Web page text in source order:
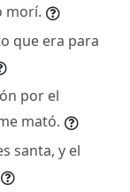
morí.
que era para
por el
mató.
santa, y el